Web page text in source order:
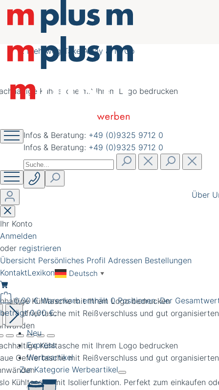
Infos & Beratung: +49 (0)9325 9712 0
Infos & Beratung: +49 (0)9325 9712 0
Ihr Konto
Anmelden
oder registrieren
Übersicht Persönliches Profil Adressen Bestellungen
Über
KontaktLexikon Deutsch ▼
0,00 €Warenkorb enthält 0 Positionen. Der
beträgt 0,00 €.
Neu
Express
Werbeartikel
Zur Kategorie Werbeartikel
nachhaltig schöner werben
Mehrweg Take Away & To Go
Kühltasche mit Ihrem Logo bedrucken